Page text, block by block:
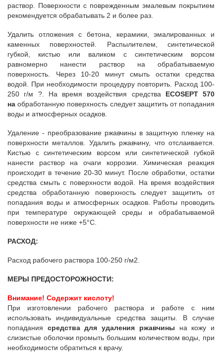
раствор. Поверхности с поврежденным эмалевым покрытием
рекомендуется обрабатывать 2 и более раз.
Удалить отложения с бетона, керамики, эмалированных и
каменных поверхностей. Распылителем, синтетической
губкой, кистью или валиком с синтетическим ворсом
равномерно нанести раствор на обрабатываемую
поверхность. Через 10-20 минут смыть остатки средства
водой. При необходимости процедуру повторить. Расход 100-
250 г/м ?. На время воздействия средства ECOSEPT 570
наобработанную поверхность следует защитить от попадания
воды и атмосферных осадков.
Удаление - преобразование ржавчины в защитную пленку на
поверхности металлов. Удалить ржавчину, что отслаивается.
Кистью с синтетическим ворсом или синтетической губкой
нанести раствор на очаги коррозии. Химическая реакция
происходит в течение 20-30 минут. После обработки, остатки
средства смыть с поверхности водой. На время воздействия
средства обработанную поверхность следует защитить от
попадания воды и атмосферных осадков. Работы проводить
при температуре окружающей среды и обрабатываемой
поверхности не ниже +5°С.
РАСХОД:
Расход рабочего раствора 100-250 г/м2.
МЕРЫ ПРЕДОСТОРОЖНОСТИ:
Внимание! Содержит кислоту!
При изготовлении рабочего раствора и работе с ним
использовать индивидуальные средства защиты. В случае
попадания средства для удаления ржавчины на кожу и
слизистые оболочки промыть большим количеством воды, при
необходимости обратиться к врачу.